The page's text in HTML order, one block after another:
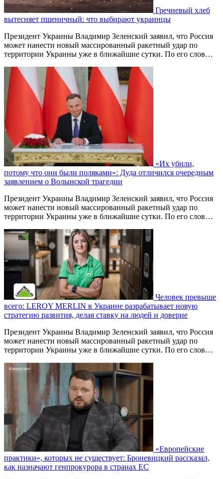
Гречневый хлеб
вытесняет пшеничный: что выбирают украинцы
Президент Украины Владимир Зеленский заявил, что Россия
может нанести новый массированный ракетный удар по
территории Украины уже в ближайшие сутки. По его слов…
«Их убили,
потому что они были поляками»: Дуда отличился очередным
заявлением о Волынской трагедии
Президент Украины Владимир Зеленский заявил, что Россия
может нанести новый массированный ракетный удар по
территории Украины уже в ближайшие сутки. По его слов…
Человек превыше
всего: LEROY MERLIN в Украине разрабатывает новую
стратегию развития, делая ставку на людей и доверие
Президент Украины Владимир Зеленский заявил, что Россия
может нанести новый массированный ракетный удар по
территории Украины уже в ближайшие сутки. По его слов…
«Европейские
практики», которых не существует: Броневицкий рассказал,
как назначают генпрокурора в странах ЕС